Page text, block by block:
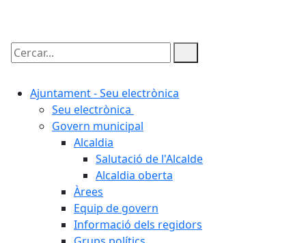
Cercar:
Ajuntament - Seu electrònica
Seu electrònica
Govern municipal
Alcaldia
Salutació de l'Alcalde
Alcaldia oberta
Àrees
Equip de govern
Informació dels regidors